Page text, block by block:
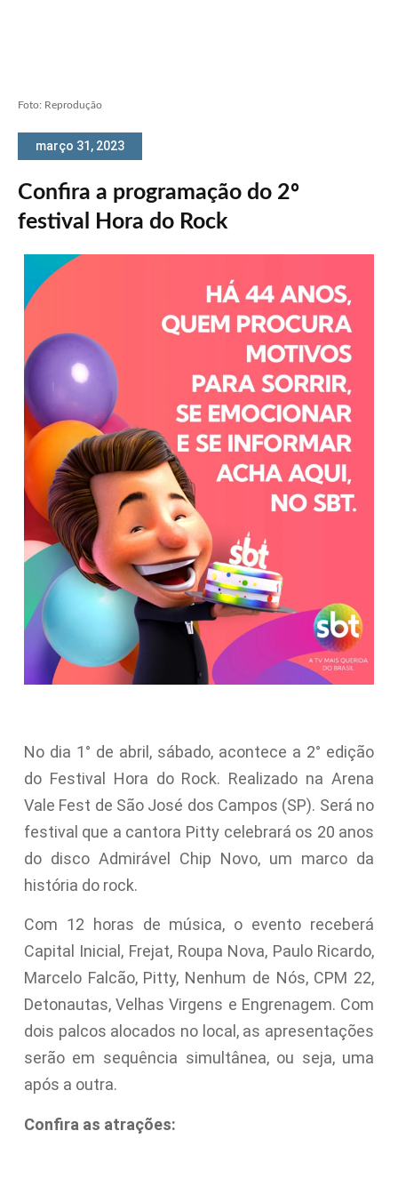
Foto: Reprodução
março 31, 2023
Confira a programação do 2º
festival Hora do Rock
No dia 1° de abril, sábado, acontece a 2° edição
do Festival Hora do Rock. Realizado na Arena
Vale Fest de São José dos Campos (SP). Será no
festival que a cantora Pitty celebrará os 20 anos
do disco Admirável Chip Novo, um marco da
história do rock.
Com 12 horas de música, o evento receberá
Capital Inicial, Frejat, Roupa Nova, Paulo Ricardo,
Marcelo Falcão, Pitty, Nenhum de Nós, CPM 22,
Detonautas, Velhas Virgens e Engrenagem. Com
dois palcos alocados no local, as apresentações
serão em sequência simultânea, ou seja, uma
após a outra.
Confira as atrações: